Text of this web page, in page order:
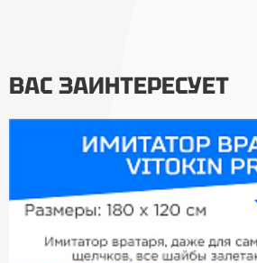
ВАС ЗАИНТЕРЕСУЕТ